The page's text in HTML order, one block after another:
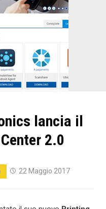
lancia il
2.0
22 Maggio 2017